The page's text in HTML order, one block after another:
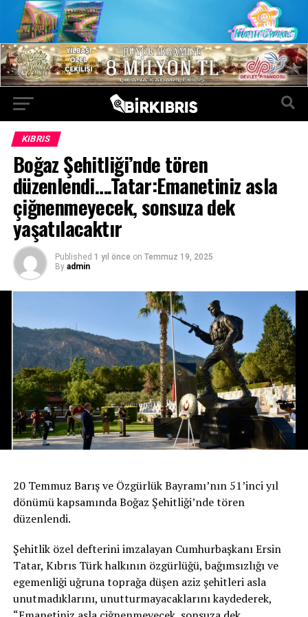
KIBRIS
Boğaz Şehitliği’nde tören
düzenlendi….Tatar:Emanetiniz asla
çiğnenmeyecek, sonsuza dek
yaşatılacaktır
Published 1 yıl önce on Temmuz 19, 2025
By admin
20 Temmuz Barış ve Özgürlük Bayramı’nın 51’inci yıl
dönümü kapsamında Boğaz Şehitliği’nde tören
düzenlendi.
Şehitlik özel defterini imzalayan Cumhurbaşkanı Ersin
Tatar, Kıbrıs Türk halkının özgürlüğü, bağımsızlığı ve
egemenliği uğruna toprağa düşen aziz şehitleri asla
unutmadıklarını, unutturmayacaklarını kaydederek,